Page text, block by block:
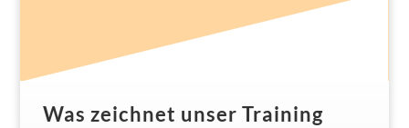
Was zeichnet unser Training